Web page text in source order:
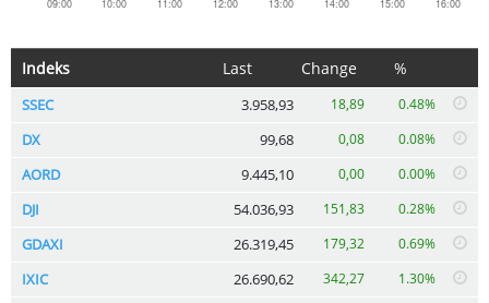
Indeks Last Change %
SSEC 3.958,93 18,89 0.48%
DX 99,68 0,08 0.08%
AORD 9.445,10 0,00 0.00%
DJI 54.036,93 151,83 0.28%
GDAXI 26.319,45 179,32 0.69%
IXIC 26.690,62 342,27 1.30%